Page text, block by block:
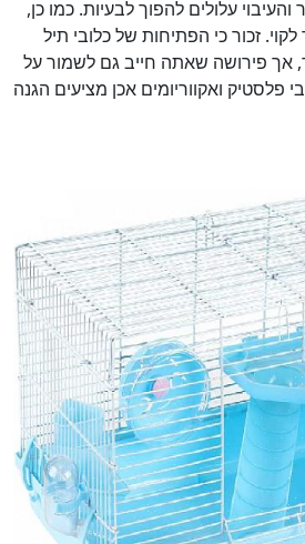
והעיבוי עלולים להפוך לבעיות. כמו כן,
לקוי. זכור כי הפתיחות של כלובי תיל
אך פירושה שאתה חייב גם לשמור על
פלסטיק ואקווריומים אכן מציעים הגנה